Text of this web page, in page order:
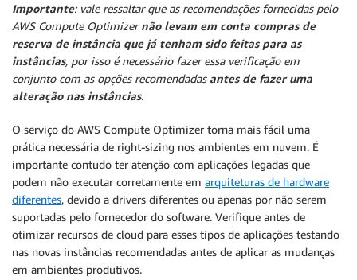
Importante: vale ressaltar que as recomendações fornecidas pelo
AWS Compute Optimizernão levam em conta compras de
reserva de instância que já tenham sido feitas para as
instâncias, por isso é necessário fazer essa verificação em
conjunto com as opções recomendadas antes de fazer uma
alteração nas instâncias.
O serviço do AWS Compute Optimizer torna mais fácil uma
prática necessária de right-sizing nos ambientes em nuvem. É
importante contudo ter atenção com aplicações legadas que
podem não executar corretamente em arquiteturas de hardware
diferentes, devido a drivers diferentes ou apenas por não serem
suportadas pelo fornecedor do software. Verifique antes de
otimizar recursos de cloud para esses tipos de aplicações testando
nas novas instâncias recomendadas antes de aplicar as mudanças
em ambientes produtivos.